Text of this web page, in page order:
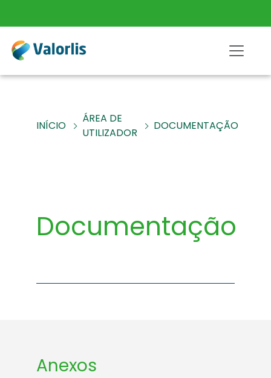
INÍCIO
ÁREA DE
UTILIZADOR
DOCUMENTAÇÃO
Documentação
Anexos